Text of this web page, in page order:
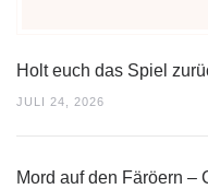
Holt euch das Spiel
JULI 24, 2026
Mord auf den Färöern –